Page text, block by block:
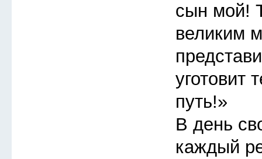
сын мой!
великим
уготовит
путь!»
В день
каждый